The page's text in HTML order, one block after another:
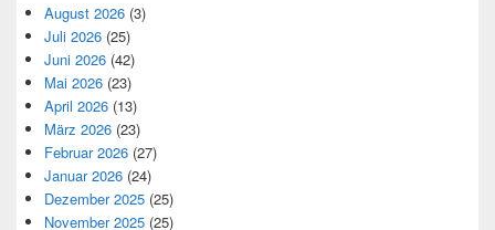
August 2026 (3)
Juli 2026 (25)
Juni 2026 (42)
Mai 2026 (23)
April 2026 (13)
März 2026 (23)
Februar 2026 (27)
Januar 2026 (24)
Dezember 2025 (25)
November 2025 (25)